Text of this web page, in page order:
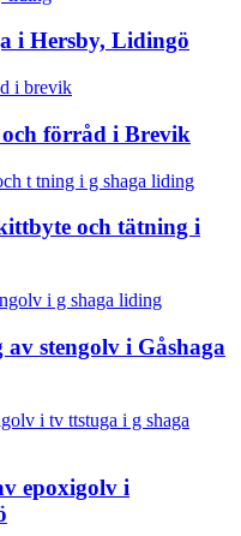
i Hersby, Lidingö
förråd i Brevik
och tätning i
stengolv i Gåshaga
epoxigolv i